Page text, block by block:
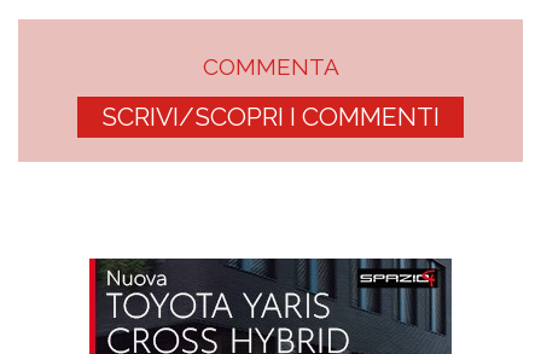
COMMENTA
SCRIVI/SCOPRI I COMMENTI